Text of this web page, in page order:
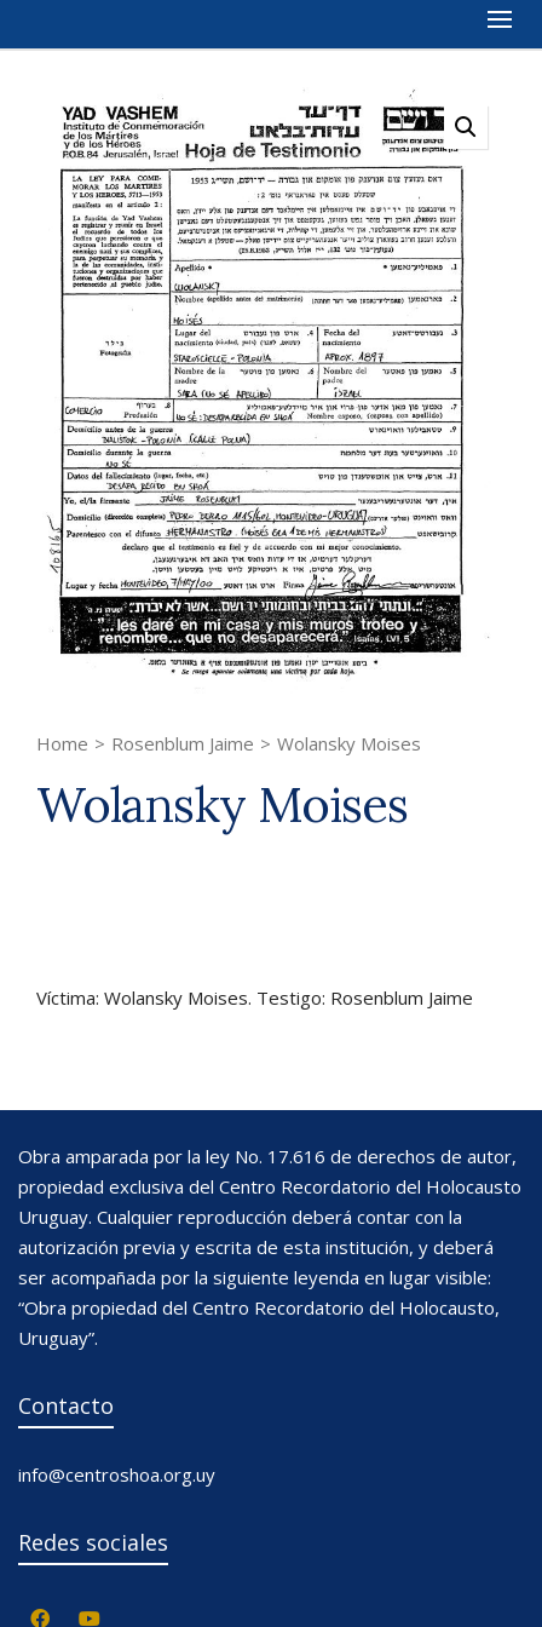
Home > Rosenblum Jaime > Wolansky Moises
Wolansky Moises
Víctima: Wolansky Moises. Testigo: Rosenblum Jaime
Obra amparada por la ley No. 17.616 de derechos de autor,
propiedad exclusiva del Centro Recordatorio del Holocausto
Uruguay. Cualquier reproducción deberá contar con la
autorización previa y escrita de esta institución, y deberá
ser acompañada por la siguiente leyenda en lugar visible:
“Obra propiedad del Centro Recordatorio del Holocausto,
Uruguay”.
Contacto
info@centroshoa.org.uy
Redes sociales